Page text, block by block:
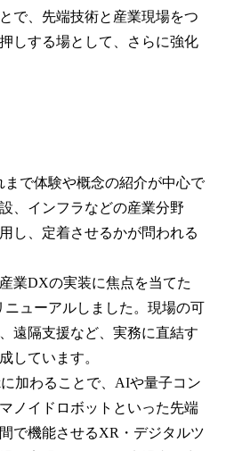
で、先端技術と産業現場をつ
しする場として、さらに強化
で体験や概念の紹介が中心で
、インフラなどの産業分野
し、定着させるかが問われる
業DXの実装に焦点を当てた
ニューアルしました。現場の可
遠隔支援など、実務に直結す
しています。
に加わることで、AIや量子コン
ノイドロボットといった先端
で機能させるXR・デジタルツ